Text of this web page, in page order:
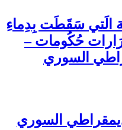
الَتي سَقَطَت بِدِماءِ
حُكُومات –
السوري
السوري